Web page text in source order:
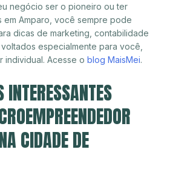
negócio ser o pioneiro ou ter
em Amparo, você sempre pode
dicas de marketing, contabilidade
especialmente para você,
individual. Acesse o blog MaisMei.
CIDADE DE